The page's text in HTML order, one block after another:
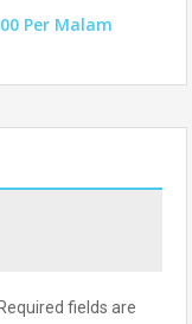
Per Malam
Required fields are